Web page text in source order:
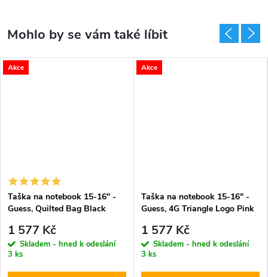
Akce
Taška na notebook 15-16" -
Guess, Quilted Bag Black
1 577 Kč
Skladem - hned k odeslání
3 ks
Akce
Taška na notebook 15-16" -
Guess, 4G Triangle Logo Pink
1 577 Kč
Skladem - hned k odeslání
3 ks